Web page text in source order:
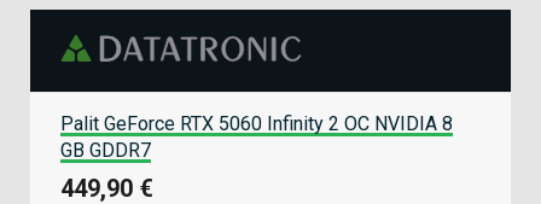
Palit GeForce RTX 5060 Infinity 2 OC NVIDIA 8
GB GDDR7
449,90 €